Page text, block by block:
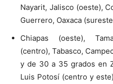
Nayarit, Jalisco (oeste),
Guerrero, Oaxaca
Chiapas (oeste),
(centro), Tabasco,
y de 30 a 35 grados en
Luis Potosí (centro y